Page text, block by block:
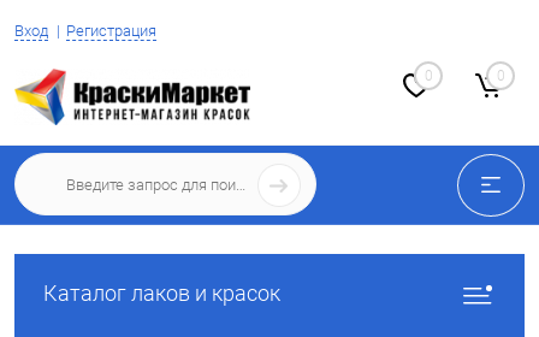
Вход Регистрация
0 0
Каталог лаков и красок